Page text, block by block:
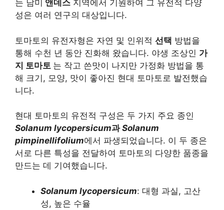
는 남미 앤데스 지역에서 기원하여 그 유전적 다양
성은 여러 연구의 대상입니다.
토마토의 유전자형은 자연 및 인위적 선택 방법을
통해 수천 년 동안 진화해 왔습니다. 야생 조상인 가
지 토마토 는 작고 쓴맛이 나지만 가정화 방법을 통
해 크기, 모양, 맛이 좋아진 현대 토마토로 발전했습
니다.
현대 토마토의 유전적 구성은 두 가지 주요 종인
Solanum lycopersicum과Solanum
pimpinellifolium에서 파생되었습니다. 이 두 종은
서로 다른 특성을 전달하여 토마토의 다양한 품종을
만드는 데 기여했습니다.
Solanum lycopersicum: 대형 과실, 고산
성, 높은 수율